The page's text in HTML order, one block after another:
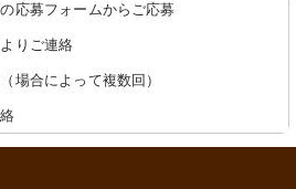
応募フォームからご応募
りご連絡
場合によって複数回）